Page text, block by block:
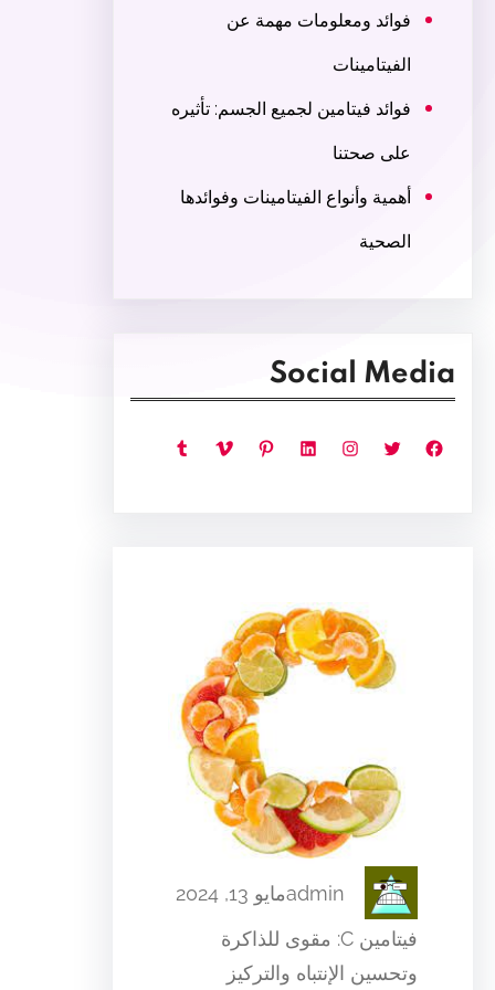
فوائد ومعلومات مهمة عن
الفيتامينات
فوائد فيتامين لجميع الجسم: تأثيره
على صحتنا
أهمية وأنواع الفيتامينات وفوائدها
الصحية
Social Media
فيسبوك تويتر إنستجرام لينكد إن بينتريست فيميو تمبلر
adminمايو 13, 2024
فيتامين C: مقوى للذاكرة
وتحسين الإنتباه والتركيز